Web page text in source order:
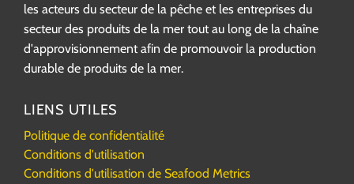
les acteurs du secteur de la pêche et les entreprises du
secteur des produits de la mer tout au long de la chaîne
d'approvisionnement afin de promouvoir la production
durable de produits de la mer.
LIENS UTILES
Politique de confidentialité
Conditions d'utilisation
Conditions d'utilisation de Seafood Metrics